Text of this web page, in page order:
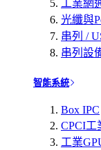
工業網
光纖與
串列 /
串列設
智能系統
Box IPC
CPCI工
工業